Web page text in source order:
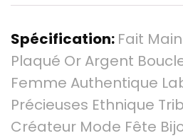
Spécification: Fait
Plaqué Or Argent
Femme Authentique
Précieuses Ethnique
Créateur Mode Fête